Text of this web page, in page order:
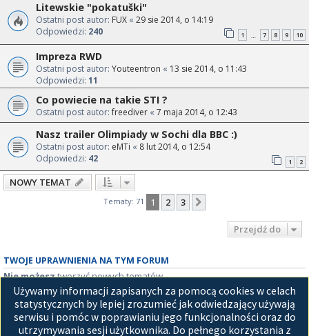
Litewskie "pokatuški"
Ostatni post autor: FUX « 29 sie 2014, o 14:19
Odpowiedzi: 240 1 … 7 8 9 10
Impreza RWD
Ostatni post autor: Youteentron « 13 sie 2014, o 11:43
Odpowiedzi: 11
Co powiecie na takie STI ?
Ostatni post autor:freediver « 7 maja 2014, o 12:43
Nasz trailer Olimpiady w Sochi dla BBC :)
Ostatni post autor: eMTi « 8 lut 2014, o 12:54
Odpowiedzi: 42 1 2
NOWY TEMAT
Tematy: 71 1 2 3
Przejdź do
TWOJE UPRAWNIENIA NA TYM FORUM
Nie możesztworzyć nowych tematów
Nie możeszodpowiadać w tematach
Nie możeszzmieniać swoich postów
Nie możeszusuwać swoich postów
Nie możesz dodawać załączników
Używamy informacji zapisanych za pomocą cookies w celach
statystycznych by lepiej zrozumieć jak odwiedzający używają
serwisu i pomóc w poprawianiu jego funkcjonalności oraz do
utrzymywania sesji użytkownika. Do pełnego korzystania z